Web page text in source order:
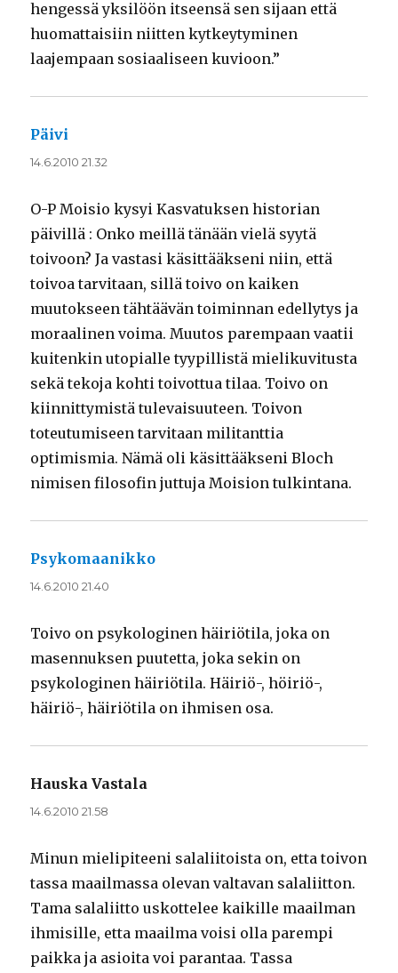
hengessä yksilöön itseensä sen sijaan että
huomattaisiin niitten kytkeytyminen
laajempaan sosiaaliseen kuvioon.”
Päivi
14.6.2010 21.32
O-P Moisio kysyi Kasvatuksen historian
päivillä : Onko meillä tänään vielä syytä
toivoon? Ja vastasi käsittääkseni niin, että
toivoa tarvitaan, sillä toivo on kaiken
muutokseen tähtäävän toiminnan edellytys ja
moraalinen voima. Muutos parempaan vaatii
kuitenkin utopialle tyypillistä mielikuvitusta
sekä tekoja kohti toivottua tilaa. Toivo on
kiinnittymistä tulevaisuuteen. Toivon
toteutumiseen tarvitaan militanttia
optimismia. Nämä oli käsittääkseni Bloch
nimisen filosofin juttuja Moision tulkintana.
Psykomaanikko
14.6.2010 21.40
Toivo on psykologinen häiriötila, joka on
masennuksen puutetta, joka sekin on
psykologinen häiriötila. Häiriö-, höiriö-,
häiriö-, häiriötila on ihmisen osa.
Hauska Vastala
14.6.2010 21.58
Minun mielipiteeni salaliitoista on, etta toivon
tassa maailmassa olevan valtavan salaliitton.
Tama salaliitto uskottelee kaikille maailman
ihmisille, etta maailma voisi olla parempi
paikka ja asioita voi parantaa. Tassa